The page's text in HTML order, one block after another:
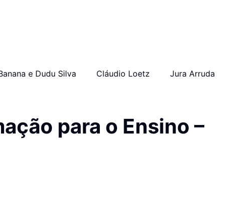
e Dudu Silva Cláudio Loetz Jura Arruda
para o Ensino –